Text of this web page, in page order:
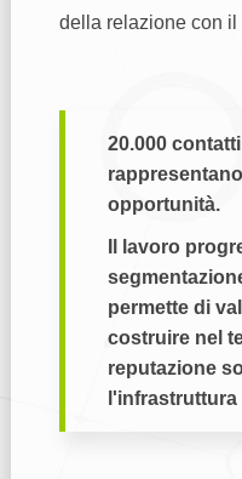
della relazione con il
20.000
opportunità.
Il lavoro
permette di
costruire nel
reputazione